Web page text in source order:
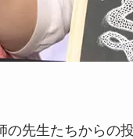
先生たちからの